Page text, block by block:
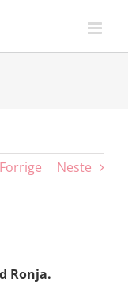
Forrige Neste
Ronja.